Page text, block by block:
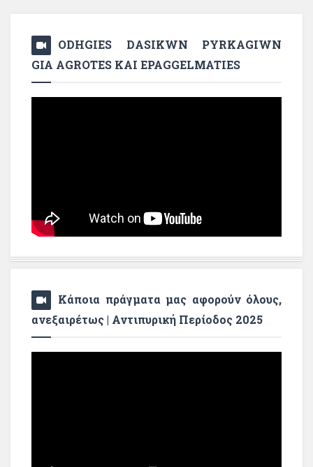
ODHGIES DASIKWN PYRKAGIWN
GIA AGROTES KAI EPAGGELMATIES
Κάποια πράγματα μας αφορούν όλους,
ανεξαιρέτως | Αντιπυρική Περίοδος 2025